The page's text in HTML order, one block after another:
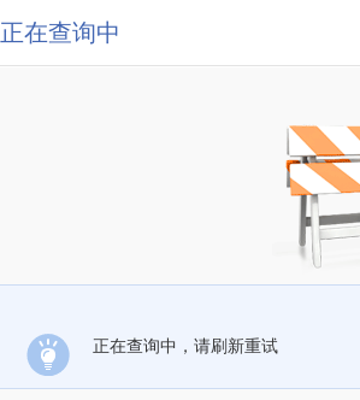
正在查询中
正在查询中，请刷新重试